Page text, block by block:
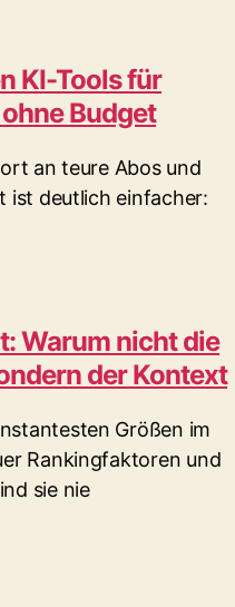
KI-Tools für
Budget
an teure Abos und
ist deutlich einfacher:
Warum nicht die
der Kontext
Größen im
Rankingfaktoren und
sie nie